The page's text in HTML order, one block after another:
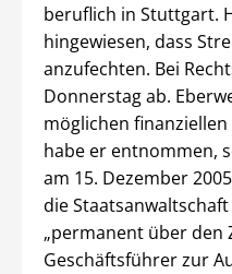
beruflich in Stuttgart.
hingewiesen, dass
anzufechten. Bei
Donnerstag ab.
möglichen finanziellen
habe er entnommen,
am 15. Dezember
die
„permanent über den
Geschäftsführer zur